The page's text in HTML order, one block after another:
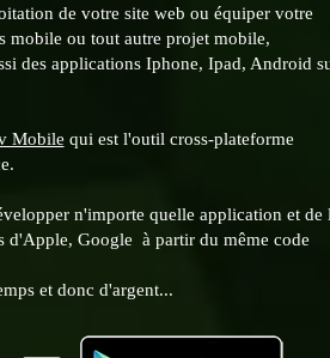
de votre site web ou équiper votre
mobile ou tout autre projet mobile,
des applications Iphone, Ipad, Android
Mobile qui est l'outil cross-plateforme
n'importe quelle application et de
d'Apple, Google à partir du même code
et donc d'argent...